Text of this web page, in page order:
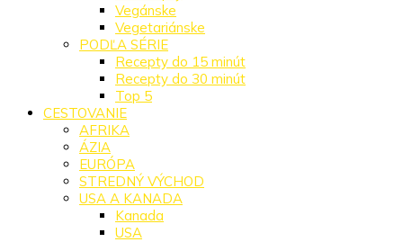
Vegánske
Vegetariánske
PODĽA SÉRIE
Recepty do 15 minút
Recepty do 30 minút
Top 5
CESTOVANIE
AFRIKA
ÁZIA
EURÓPA
STREDNÝ VÝCHOD
USA A KANADA
Kanada
USA